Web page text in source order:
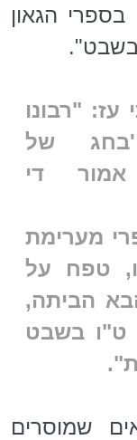
הגאון
בשבט".
עז: "רבונו
של
די
מערימת
טפח על
הביתה,
ט"ו בשבט
שמוסרים